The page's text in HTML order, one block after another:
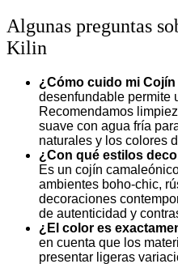
Algunas preguntas
Kilin
¿Cómo cuido mi
desenfundable permite
Recomendamos
suave con agua fría
naturales y los colores
¿Con qué estilos
Es un cojín
ambientes boho-chic,
decoraciones
de autenticidad y
¿El color es
en cuenta que los
presentar ligeras